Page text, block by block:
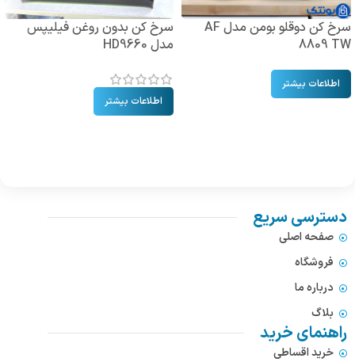
سرخ کن دوقلو بومن مدل AF
8809 TW
اطلاعات بیشتر
سرخ کن بدون روغن فیلیپس
مدل HD9660
اطلاعات بیشتر
دسترسی سریع
صفحه اصلی
فروشگاه
درباره ما
بلاگ
راهنمای خرید
خرید اقساطی